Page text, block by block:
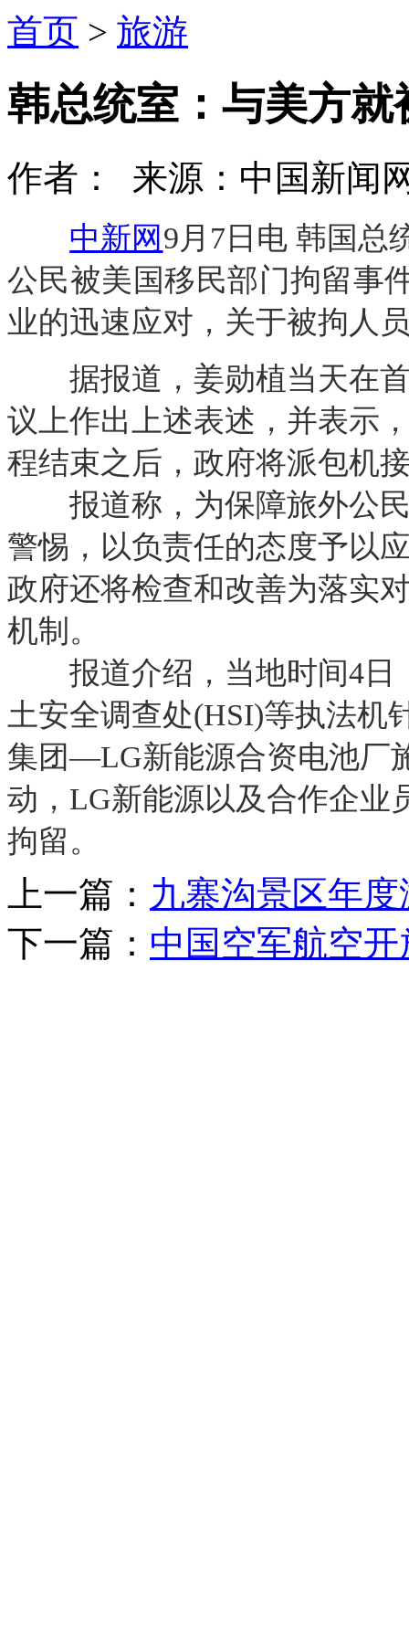
首页 > 旅游
韩总统室：与美方
作者： 来源：中国新闻
中新网 9月7日电 韩国总
公民被美国移民部门拘留事
业的迅速应对，关于被拘人
据报道，姜勋植当天在首
议上作出上述表述，并表示
程结束之后，政府将派包机
报道称，为保障旅外公民
警惕，以负责任的态度予以
政府还将检查和改善为落实
机制。
报道介绍，当地时间4日
土安全调查处(HSI)等执法机
集团—LG新能源合资电池厂
动，LG新能源以及合作企业
拘留。
上一篇： 九寨沟景区年
下一篇： 中国空军航空